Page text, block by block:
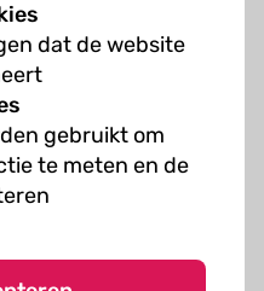
dat de website
gebruikt om
te meten en de